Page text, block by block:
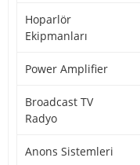
Hoparlör
Ekipmanları
Power Amplifier
Broadcast TV
Radyo
Anons Sistemleri